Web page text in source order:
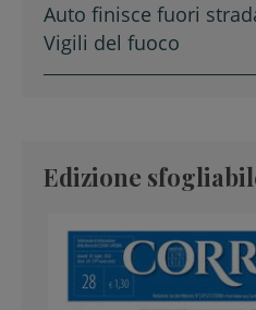
Auto finisce fuori
Vigili del fuoco
Edizione